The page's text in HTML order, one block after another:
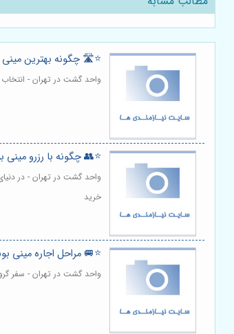
⭐️🛣️ چگونه بهترین
واحد گشت در تهران -
⭐️👥 چگونه با رزرو
واحد گشت در تهران - در
خرید
⭐️🚐 مراحل اجاره مینی
واحد گشت در تهران - سفر